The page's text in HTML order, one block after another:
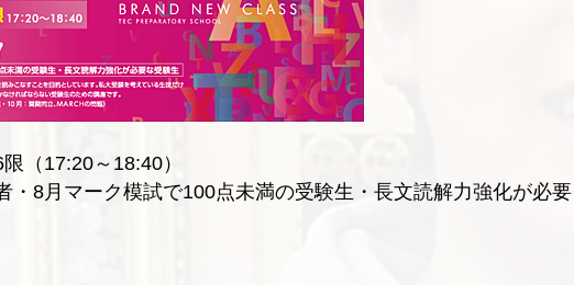
（17:20～18:40）
・8月マーク模試で100点未満の受験生・長文読解力強化が必要